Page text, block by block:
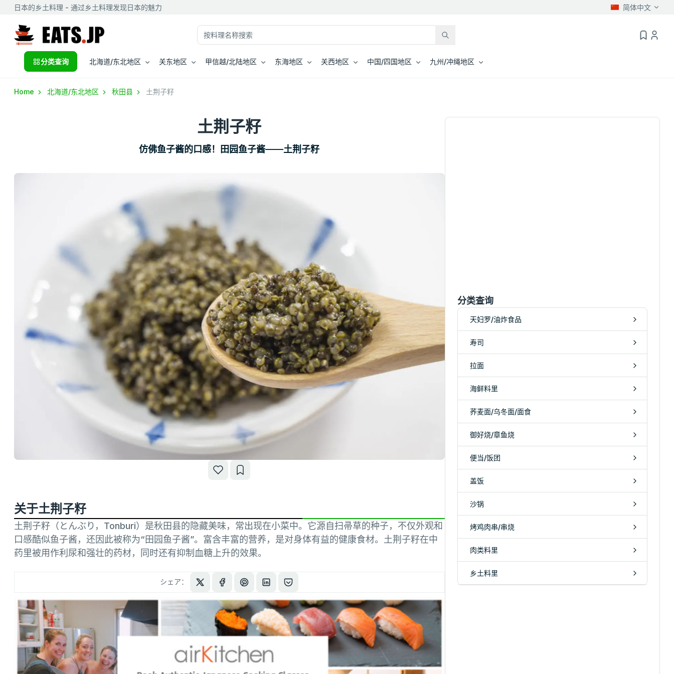
日本的乡土料理 - 通过乡土料理发现日本的魅力 简体中文
分类查询 北海道/东北地区 关东地区 甲信越/北陆地区 东海地区 关西地区 中国/四国地区 九州/冲绳地区
Home 北海道/东北地区 秋田县 土荆子籽
土荆子籽
仿佛鱼子酱的口感！田园鱼子酱——土荆子籽
关于土荆子籽
土荆子籽（とんぶり，Tonburi）是秋田县的隐藏美味，常出现在小菜中。它源自扫帚草的种子，不仅外观和
口感酷似鱼子酱，还因此被称为“田园鱼子酱”。富含丰富的营养，是对身体有益的健康食材。土荆子籽在中
药里被用作利尿和强壮的药材，同时还有抑制血糖上升的效果。
シェア：
分类查询
天妇罗/油炸食品
寿司
拉面
海鲜料里
荞麦面/乌冬面/面食
御好烧/章鱼烧
便当/饭团
盖饭
沙锅
烤鸡肉串/串烧
肉类料里
乡土料里